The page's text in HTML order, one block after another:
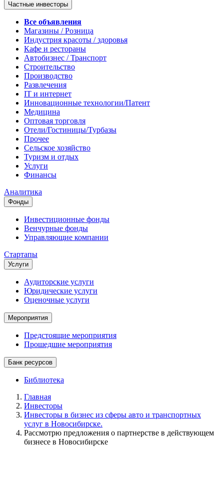
Частные инвесторы
Все объявления
Магазины / Розница
Индустрия красоты / здоровья
Кафе и рестораны
Автобизнес / Транспорт
Строительство
Производство
Развлечения
IT и интернет
Инновационные технологии/Патент
Медицина
Оптовая торговля
Отели/Гостиницы/Турбазы
Прочее
Сельское хозяйство
Туризм и отдых
Услуги
Финансы
Аналитика
Фонды
Инвестиционные фонды
Венчурные фонды
Управляющие компании
Стартапы
Услуги
Аудиторские услуги
Юридические услуги
Оценочные услуги
Мероприятия
Предстоящие мероприятия
Прошедшие мероприятия
Банк ресурсов
Библиотека
Главная
Инвесторы
Инвесторы в бизнес из сферы авто и транспортных
услуг в Новосибирске.
Рассмотрю предложения о партнерстве в действующем
бизнесе в Новосибирске